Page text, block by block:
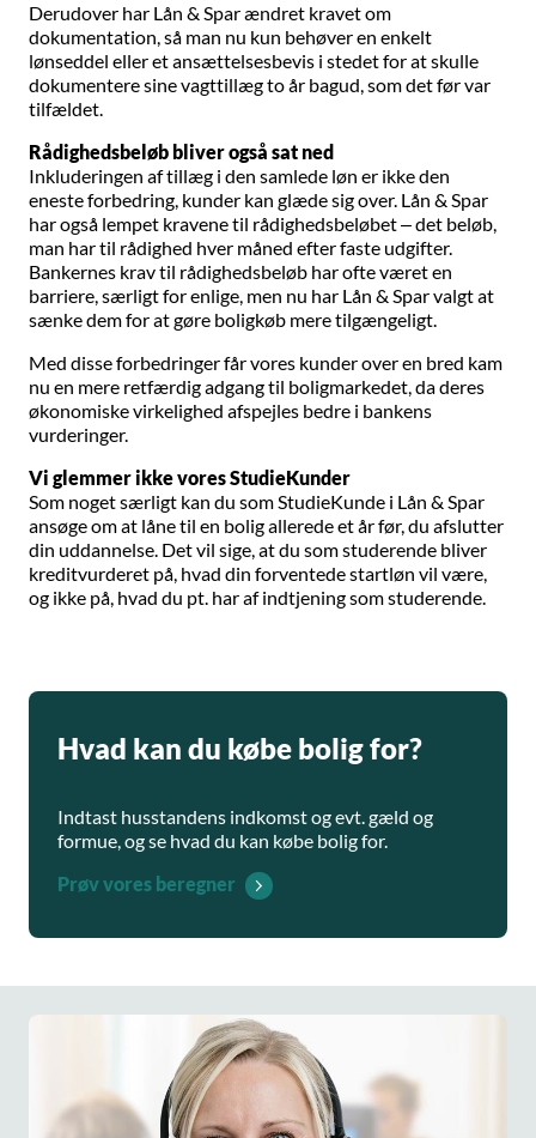
Derudover har Lån & Spar ændret kravet om
dokumentation, så man nu kun behøver en enkelt
lønseddel eller et ansættelsesbevis i stedet for at skulle
dokumentere sine vagttillæg to år bagud, som det før var
tilfældet.
Rådighedsbeløb bliver også sat ned
Inkluderingen af tillæg i den samlede løn er ikke den
eneste forbedring, kunder kan glæde sig over. Lån & Spar
har også lempet kravene til rådighedsbeløbet – det beløb,
man har til rådighed hver måned efter faste udgifter.
Bankernes krav til rådighedsbeløb har ofte været en
barriere, særligt for enlige, men nu har Lån & Spar valgt at
sænke dem for at gøre boligkøb mere tilgængeligt.
Med disse forbedringer får vores kunder over en bred kam
nu en mere retfærdig adgang til boligmarkedet, da deres
økonomiske virkelighed afspejles bedre i bankens
vurderinger.
Vi glemmer ikke vores StudieKunder
Som noget særligt kan du som StudieKunde i Lån & Spar
ansøge om at låne til en bolig allerede et år før, du afslutter
din uddannelse. Det vil sige, at du som studerende bliver
kreditvurderet på, hvad din forventede startløn vil være,
og ikke på, hvad du pt. har af indtjening som studerende.
Hvad kan du købe bolig for?
Indtast husstandens indkomst og evt. gæld og
formue, og se hvad du kan købe bolig for.
Prøv vores beregner